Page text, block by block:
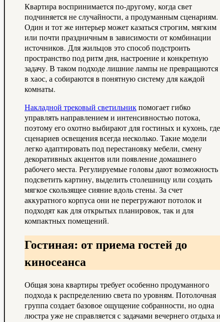
Квартира воспринимается по‑другому, когда свет
подчиняется не случайности, а продуманным сценариям.
Один и тот же интерьер может казаться строгим, мягким
или почти праздничным в зависимости от комбинации
источников. Для жильцов это способ подстроить
пространство под ритм дня, настроение и конкретную
задачу. В таком подходе лишние лампы не превращаются
в хаос, а собираются в понятную систему для каждой
комнаты.
Накладной трековый светильникпомогает гибко
управлять направлением и интенсивностью потока,
поэтому его охотно выбирают для гостиных и кухонь, где
сценариев освещения всегда несколько. Такие модели
легко адаптировать под перестановку мебели, смену
декоративных акцентов или появление домашнего
рабочего места. Регулируемые головы дают возможность
подсветить картину, выделить столешницу или создать
мягкое скользящее сияние вдоль стены. За счет
аккуратного корпуса они не перегружают потолок и
подходят как для открытых планировок, так и для
компактных помещений.
Гостиная: от приема гостей до
киносеанса
Общая зона квартиры требует особенно продуманного
подхода к распределению света по уровням. Потолочная
группа создает базовое ощущение собранности, но одна
люстра уже не справляется с задачами вечернего отдыха